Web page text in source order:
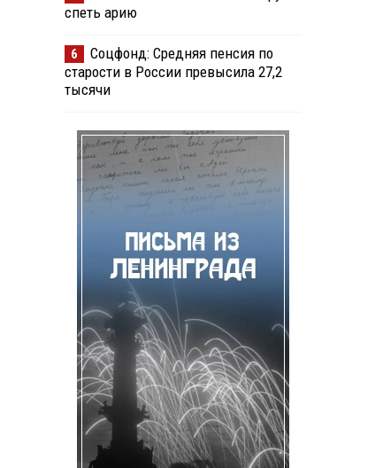
спеть арию
6
Соцфонд: Средняя пенсия по
старости в России превысила 27,2
тысячи